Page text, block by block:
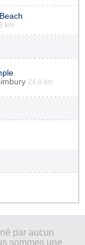
km
24.8 km
par aucun
sommes une